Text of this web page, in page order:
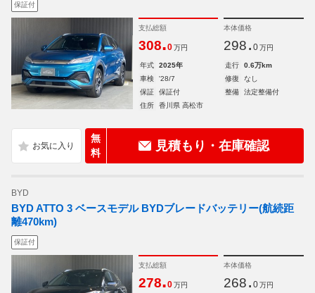
保証付
支払総額
308.0 万円
本体価格
298. 0 万円
年式 2025年 走行
0.6万km
車検
'28/7 修復
なし
保証
保証付 整備
法定整備付
住所
香川県 高松市
無
料
見積もり・在庫確認
BYD
BYD ATTO 3 ベースモデル BYDブレードバッテリー(航続距
離470km)
保証付
支払総額
278.0 万円
本体価格
268. 0 万円